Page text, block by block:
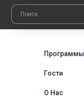
Программы
Гости
О Нас